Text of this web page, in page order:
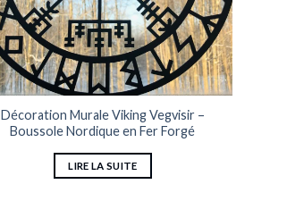
Décoration Murale Viking Vegvisir –
Boussole Nordique en Fer Forgé
LIRE LA SUITE